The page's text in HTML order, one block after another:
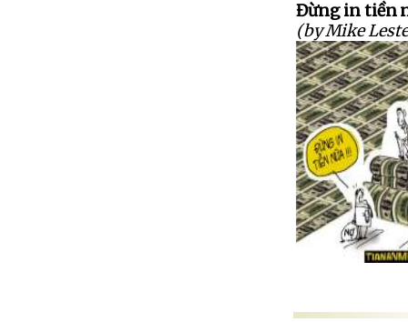
Đừng in tiền
(by Mike